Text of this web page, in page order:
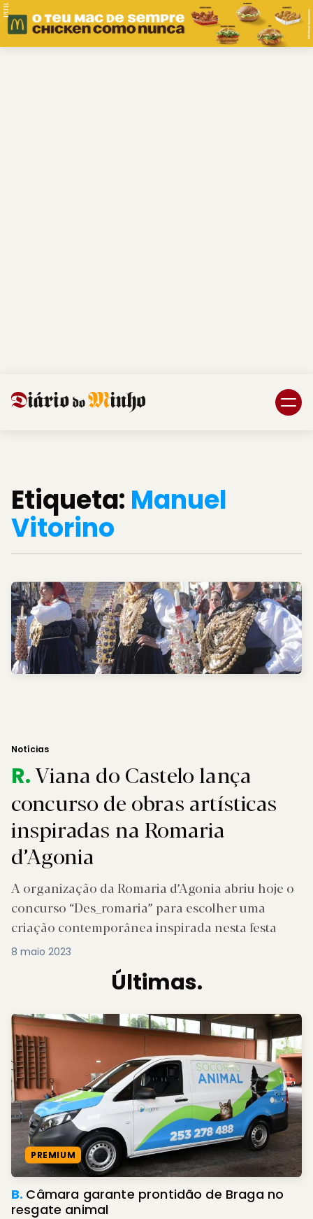
PUB.
Etiqueta: Manuel
Vitorino
Notícias
R.Viana do Castelo lança
concurso de obras artísticas
inspiradas na Romaria
d’Agonia
A organização da Romaria d’Agonia abriu hoje o
concurso “Des_romaria” para escolher uma
criação contemporânea inspirada nesta festa
8 maio 2023
Últimas.
PREMIUM
B. Câmara garante prontidão de Braga no
resgate animal